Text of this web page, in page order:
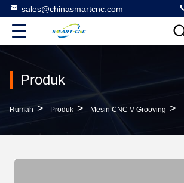
sales@chinasmartcnc.com
Produk
Rumah > Produk > Mesin CNC V Grooving >